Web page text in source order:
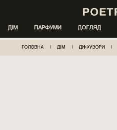
ДІМ ПАРФУМИ ДОГЛЯД
ГОЛОВНА ДІМ ДИФУЗОРИ